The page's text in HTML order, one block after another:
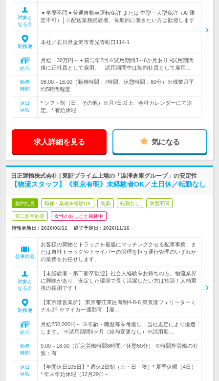
対象と
なる方
▼学歴不問▼普通自動車運転免許 または 中型・大型免許（AT限
定不可）│☆配送業務経験者、長期的に働きたい方は歓迎します
勤務地
本社／石川県金沢市専光寺町口114-1
給与
月給：30万円～＋賞与年2回※試用期間3～6か月あり└試用期間
後に正社員として雇用。 試用期間中は契約社員として雇用…
勤務
時間
08:00～16:00（勤務時間：7時間、休憩時間：60分）※残業月平
均5時間程度
休日
休暇
* シフト制（日、その他）※月7日以上、会社カレンダーにて決
定。* 有給休暇
求人詳細を見る 気になる
日正運輸株式会社 | 東証プライム上場の「澁澤倉庫グループ」の安定性
【物流スタッフ】《東京有明》未経験者OK／土日休／転勤なし
契約社員 職種・業種未経験OK 急募 転勤なし 学歴不問
第二新卒歓迎 女性のおしごと掲載中
情報更新日：2026/06/11 終了予定日： 2026/11/16
仕事内容
お客様の荷物とトラックを最適にマッチングさせる配車事務、ま
たは自社トラックやドライバーの管理を担う運行管理のいずれか
の業務をお任せします。
対象と
なる方
【未経験者・第二新卒歓迎】社会人経験をお持ちの方。物流業界
に興味があり、安定した環境で長く活躍したい方は歓迎！人柄重
視の採用です！
勤務地
【東京港営業所】 東京都江東区有明4-8-6 東京港フェリーターミ
ナル2F ※マイカー通勤可 【雇…
給与
月給250,000円～ ※年齢・職歴等を考慮し、当社規定により優遇
します。 ※試用期間6ヶ月（給与変更なし）※試用期…
勤務
時間
9:00～18:00（所定労働時間8時間／休憩60分） ※時間外労働の有
無：有
休日
休暇
【年間休日105日】* 週休2日制（土・日・祝）* 夏季休暇（4日）
* 年末年始休暇（12月29日～…